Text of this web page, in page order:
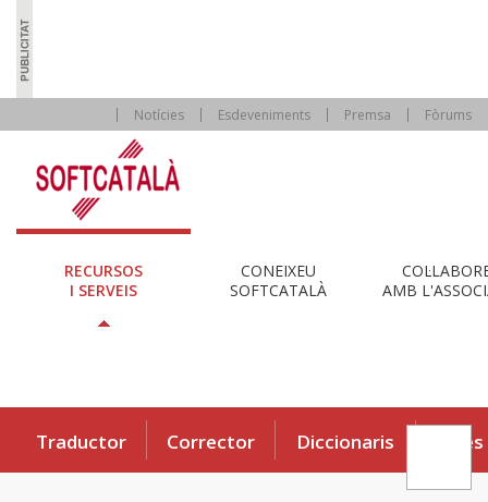
Notícies Esdeveniments Premsa Fòrums
RECURSOS
I SERVEIS
CONEIXEU
SOFTCATALÀ
AMB
Traductor Corrector Diccionaris Eines